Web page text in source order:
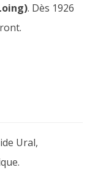
. Dès 1926
Ural,